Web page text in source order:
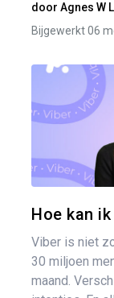
door Agnes W
Bijgewerkt 06
Hoe kan
Viber is niet
30 miljoen
maand.